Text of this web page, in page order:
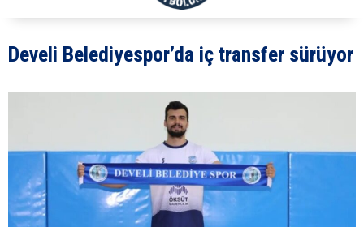
Develi Belediyespor’da iç transfer sürüyor